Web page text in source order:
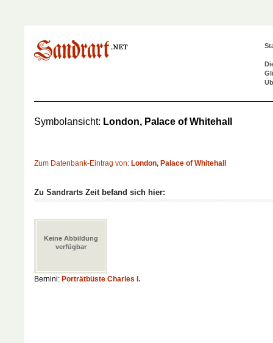
Symbolansicht: London, Palace of Whitehall
Zum Datenbank-Eintrag von: London, Palace of Whitehall
Zu Sandrarts Zeit befand sich hier:
Keine Abbildung
verfügbar
Bernini: Porträtbüste Charles I.